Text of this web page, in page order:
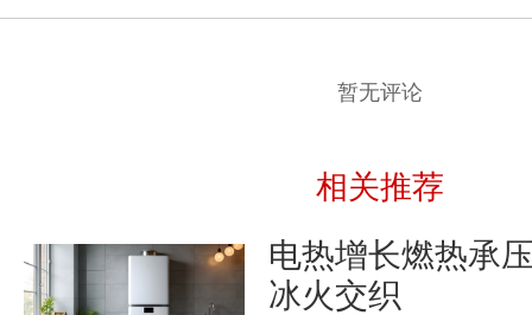
暂无评论
相关推荐
电热增长燃热承
冰火交织